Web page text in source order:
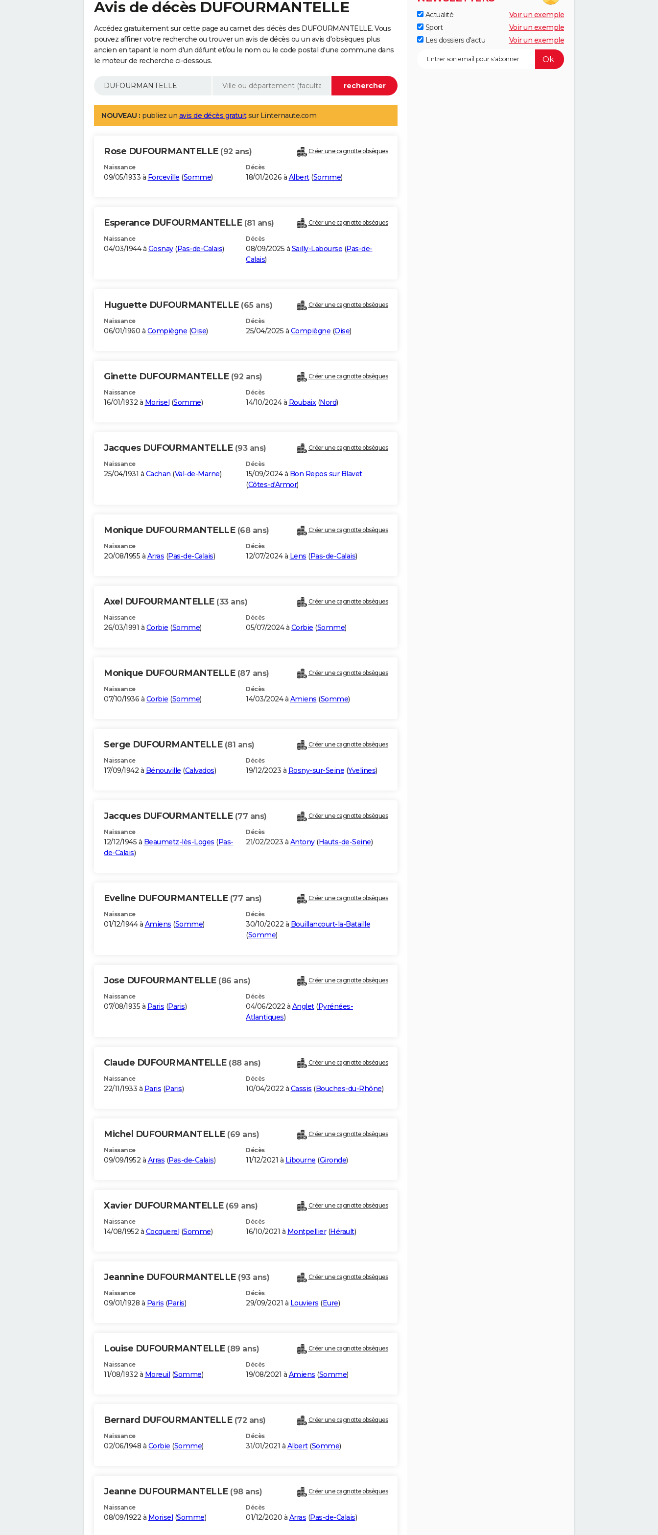
Avis de décès DUFOURMANTELLE
Accédez gratuitement sur cette page au carnet des décès des DUFOURMANTELLE. Vous
pouvez affiner votre recherche ou trouver un avis de décès ou un avis d'obsèques plus
ancien en tapant le nom d'un défunt et/ou le nom ou le code postal d'une commune dans
le moteur de recherche ci-dessous.
NOUVEAU : publiez un avis de décès gratuitsur Linternaute.com
Rose DUFOURMANTELLE (92 ans) Créer une cagnotte obsèques
Naissance
09/05/1933 à Forceville (Somme)
Décès
18/01/2026 à Albert(Somme)
Esperance DUFOURMANTELLE (81 ans) Créer une cagnotte obsèques
Naissance
04/03/1944 à Gosnay(Pas-de-Calais)
Décès
08/09/2025 à Sailly-Labourse (Pas-de-
Calais)
Huguette DUFOURMANTELLE (65 ans) Créer une cagnotte obsèques
Naissance
06/01/1960 à Compiègne (Oise)
Décès
25/04/2025 à Compiègne (Oise)
Ginette DUFOURMANTELLE (92 ans) Créer une cagnotte obsèques
Naissance
16/01/1932 à Morisel (Somme)
Décès
14/10/2024 à Roubaix(Nord)
Jacques DUFOURMANTELLE (93 ans) Créer une cagnotte obsèques
Naissance
25/04/1931 à Cachan (Val-de-Marne)
Décès
15/09/2024 à Bon Repos sur Blavet
(Côtes-d'Armor)
Monique DUFOURMANTELLE (68 ans) Créer une cagnotte obsèques
Naissance
20/08/1955 à Arras (Pas-de-Calais)
Décès
12/07/2024 à Lens (Pas-de-Calais)
Axel DUFOURMANTELLE (33 ans) Créer une cagnotte obsèques
Naissance
26/03/1991 à Corbie (Somme)
Décès
05/07/2024 à Corbie (Somme)
Monique DUFOURMANTELLE (87 ans) Créer une cagnotte obsèques
Naissance
07/10/1936 à Corbie (Somme)
Décès
14/03/2024 à Amiens (Somme)
Serge DUFOURMANTELLE (81 ans) Créer une cagnotte obsèques
Naissance
17/09/1942 à Bénouville (Calvados)
Décès
19/12/2023 à Rosny-sur-Seine (Yvelines)
Jacques DUFOURMANTELLE (77 ans) Créer une cagnotte obsèques
Naissance
12/12/1945 à Beaumetz-lès-Loges (Pas-
de-Calais)
Décès
21/02/2023 à Antony(Hauts-de-Seine)
Eveline DUFOURMANTELLE (77 ans) Créer une cagnotte obsèques
Naissance
01/12/1944 à Amiens (Somme)
Décès
30/10/2022 à Bouillancourt-la-Bataille
(Somme)
Jose DUFOURMANTELLE (86 ans) Créer une cagnotte obsèques
Naissance
07/08/1935 à Paris (Paris)
Décès
04/06/2022 à Anglet(Pyrénées-
Atlantiques)
Claude DUFOURMANTELLE (88 ans) Créer une cagnotte obsèques
Naissance
22/11/1933 à Paris (Paris)
Décès
10/04/2022 à Cassis (Bouches-du-Rhône)
Michel DUFOURMANTELLE (69 ans) Créer une cagnotte obsèques
Naissance
09/09/1952 à Arras (Pas-de-Calais)
Décès
11/12/2021 à Libourne (Gironde)
Xavier DUFOURMANTELLE (69 ans) Créer une cagnotte obsèques
Naissance
14/08/1952 à Cocquerel (Somme)
Décès
16/10/2021 à Montpellier(Hérault)
Jeannine DUFOURMANTELLE (93 ans) Créer une cagnotte obsèques
Naissance
09/01/1928 à Paris (Paris)
Décès
29/09/2021 à Louviers (Eure)
Louise DUFOURMANTELLE (89 ans) Créer une cagnotte obsèques
Naissance
11/08/1932 à Moreuil (Somme)
Décès
19/08/2021 à Amiens (Somme)
Bernard DUFOURMANTELLE (72 ans) Créer une cagnotte obsèques
Naissance
02/06/1948 à Corbie (Somme)
Décès
31/01/2021 à Albert(Somme)
Jeanne DUFOURMANTELLE (98 ans) Créer une cagnotte obsèques
Naissance
08/09/1922 à Morisel (Somme)
Décès
01/12/2020 à Arras (Pas-de-Calais)
Actualité
Voir un exemple
Sport
Voir un exemple
Les dossiers d'actu
Voir un exemple